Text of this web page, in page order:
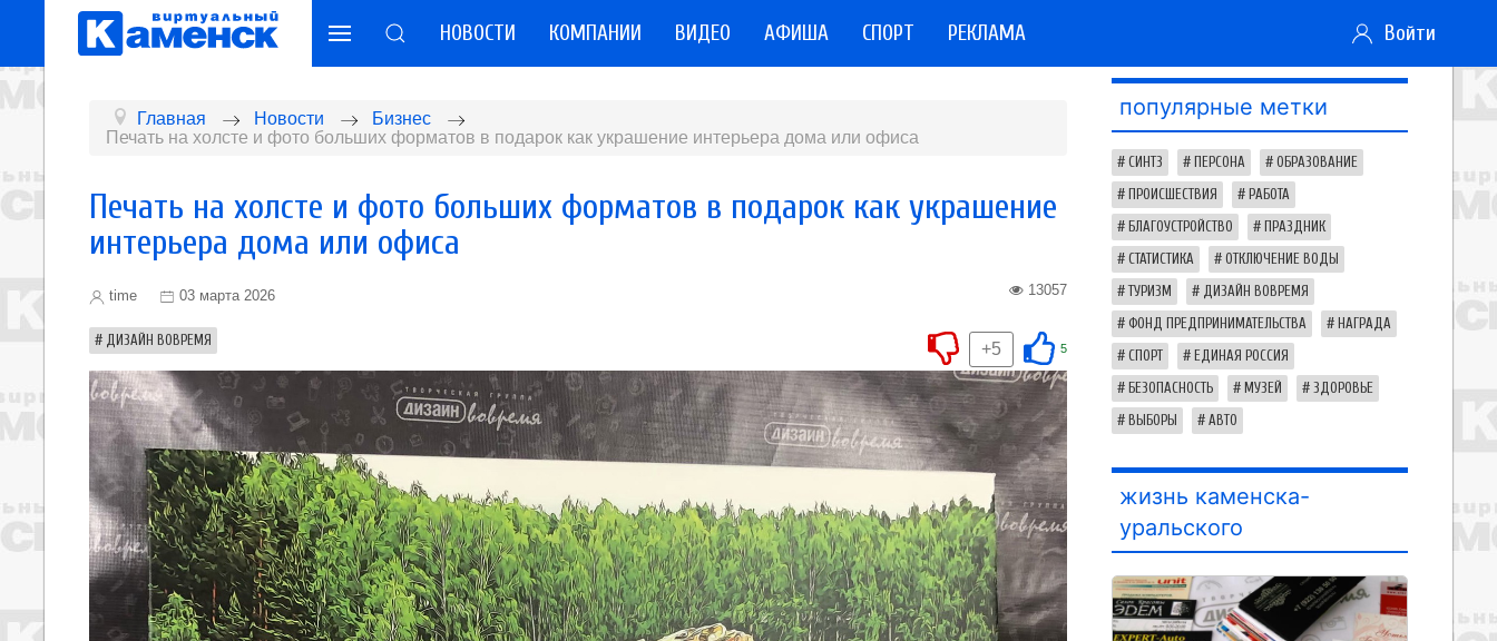
НОВОСТИ КОМПАНИИ ВИДЕО АФИША СПОРТ РЕКЛАМА Войти
Главная Новости
Бизнес
Печать на холсте и фото больших форматов в подарок как украшение интерьера дома или офиса
Печать на холсте и фото больших форматов в подарок как украшение
интерьера дома или офиса
time 03 марта 2026 13057
ДИЗАЙН ВОВРЕМЯ 5
+5
популярные метки
СИНТЗ ПЕРСОНА ОБРАЗОВАНИЕ
ПРОИСШЕСТВИЯ РАБОТА
БЛАГОУСТРОЙСТВО ПРАЗДНИК
СТАТИСТИКА ОТКЛЮЧЕНИЕ ВОДЫ
ТУРИЗМ ДИЗАЙН ВОВРЕМЯ
ФОНД ПРЕДПРИНИМАТЕЛЬСТВА НАГРАДА
СПОРТ ЕДИНАЯ РОССИЯ
БЕЗОПАСНОСТЬ МУЗЕЙ ЗДОРОВЬЕ
ВЫБОРЫ АВТО
жизнь каменска-
уральского